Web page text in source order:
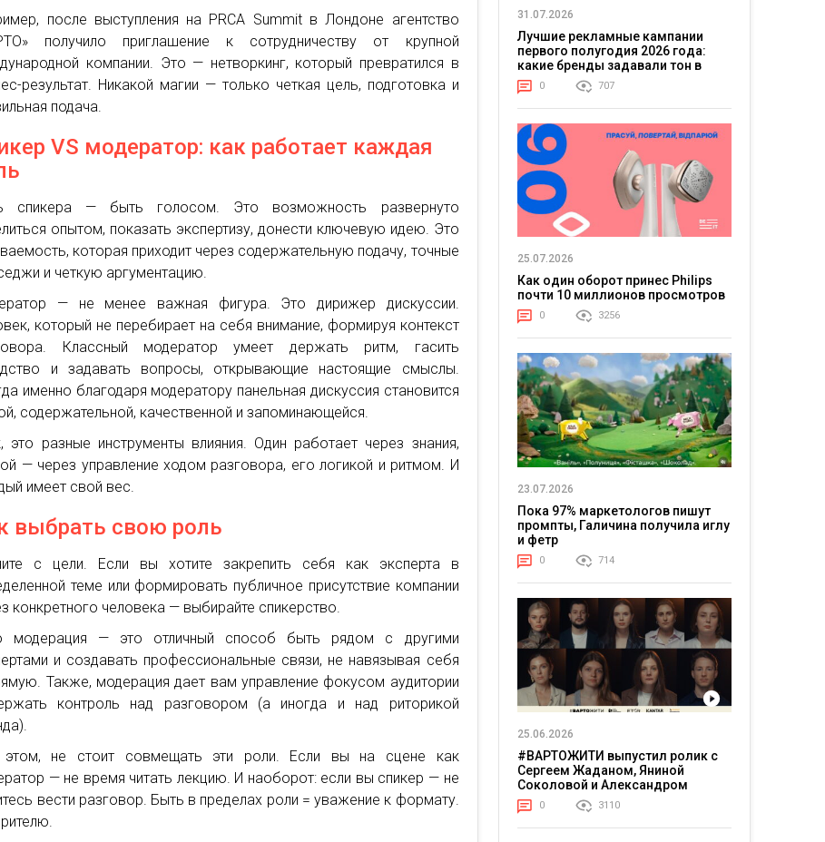
после выступления на PRCA Summit в Лондоне агентство
получило приглашение к сотрудничеству от крупной
компании. Это — нетворкинг, который превратился в
результат. Никакой магии — только четкая цель, подготовка и
подача.
VS модератор: как работает каждая
спикера — быть голосом. Это возможность развернуто
опытом, показать экспертизу, донести ключевую идею. Это
которая приходит через содержательную подачу, точные
и четкую аргументацию.
— не менее важная фигура. Это дирижер дискуссии.
который не перебирает на себя внимание, формируя контекст
Классный модератор умеет держать ритм, гасить
и задавать вопросы, открывающие настоящие смыслы.
именно благодаря модератору панельная дискуссия становится
содержательной, качественной и запоминающейся.
это разные инструменты влияния. Один работает через знания,
— через управление ходом разговора, его логикой и ритмом. И
имеет свой вес.
выбрать свою роль
с цели. Если вы хотите закрепить себя как эксперта в
теме или формировать публичное присутствие компании
конкретного человека — выбирайте спикерство.
модерация — это отличный способ быть рядом с другими
и создавать профессиональные связи, не навязывая себя
Также, модерация дает вам управление фокусом аудитории
контроль над разговором (а иногда и над риторикой
этом, не стоит совмещать эти роли. Если вы на сцене как
— не время читать лекцию. И наоборот: если вы спикер — не
вести разговор. Быть в пределах роли = уважение к формату.
31.07.2026
Лучшие рекламные кампании
первого полугодия 2026 года:
какие бренды задавали тон в
отрасли
0 707
25.07.2026
Как один оборот принес Philips
почти 10 миллионов просмотров
0 3256
23.07.2026
Пока 97% маркетологов пишут
промпты, Галичина получила иглу
и фетр
0 714
25.06.2026
#ВАРТОЖИТИ выпустил ролик с
Сергеем Жаданом, Яниной
Соколовой и Александром
Тереном о жизни в постоянном
напряжении
0 3110